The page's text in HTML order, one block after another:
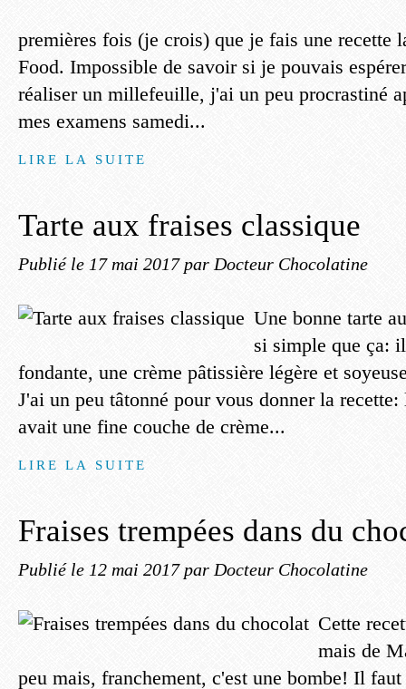
premières fois (je crois) que je fais une recette
Food. Impossible de savoir si je pouvais
réaliser un millefeuille, j'ai un peu procrastiné
mes examens samedi...
LIRE LA SUITE
Tarte aux fraises classique
Publié le 17 mai 2017 par Docteur Chocolatine
Une bonne tarte
si simple que ça:
fondante, une crème pâtissière légère et
J'ai un peu tâtonné pour vous donner la
avait une fine couche de crème...
LIRE LA SUITE
Fraises trempées dans du
Publié le 12 mai 2017 par Docteur Chocolatine
Cette
mais de
peu mais, franchement, c'est une bombe! Il